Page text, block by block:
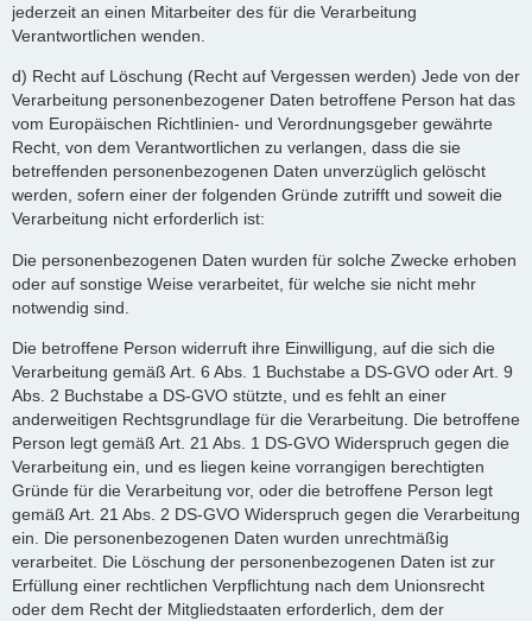
jederzeit an einen Mitarbeiter des für die Verarbeitung
Verantwortlichen wenden.
d) Recht auf Löschung (Recht auf Vergessen werden) Jede von der
Verarbeitung personenbezogener Daten betroffene Person hat das
vom Europäischen Richtlinien- und Verordnungsgeber gewährte
Recht, von dem Verantwortlichen zu verlangen, dass die sie
betreffenden personenbezogenen Daten unverzüglich gelöscht
werden, sofern einer der folgenden Gründe zutrifft und soweit die
Verarbeitung nicht erforderlich ist:
Die personenbezogenen Daten wurden für solche Zwecke erhoben
oder auf sonstige Weise verarbeitet, für welche sie nicht mehr
notwendig sind.
Die betroffene Person widerruft ihre Einwilligung, auf die sich die
Verarbeitung gemäß Art. 6 Abs. 1 Buchstabe a DS-GVO oder Art. 9
Abs. 2 Buchstabe a DS-GVO stützte, und es fehlt an einer
anderweitigen Rechtsgrundlage für die Verarbeitung. Die betroffene
Person legt gemäß Art. 21 Abs. 1 DS-GVO Widerspruch gegen die
Verarbeitung ein, und es liegen keine vorrangigen berechtigten
Gründe für die Verarbeitung vor, oder die betroffene Person legt
gemäß Art. 21 Abs. 2 DS-GVO Widerspruch gegen die Verarbeitung
ein. Die personenbezogenen Daten wurden unrechtmäßig
verarbeitet. Die Löschung der personenbezogenen Daten ist zur
Erfüllung einer rechtlichen Verpflichtung nach dem Unionsrecht
oder dem Recht der Mitgliedstaaten erforderlich, dem der